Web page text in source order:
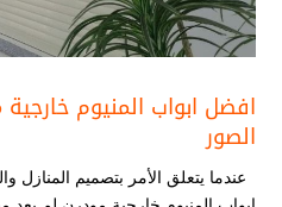
افضل ابواب المنيوم
الصور
عندما يتعلق الأمر بتصميم المنازل